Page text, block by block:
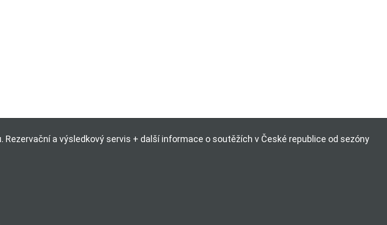
a výsledkový servis + další informace o soutěžích v České republice od sezóny